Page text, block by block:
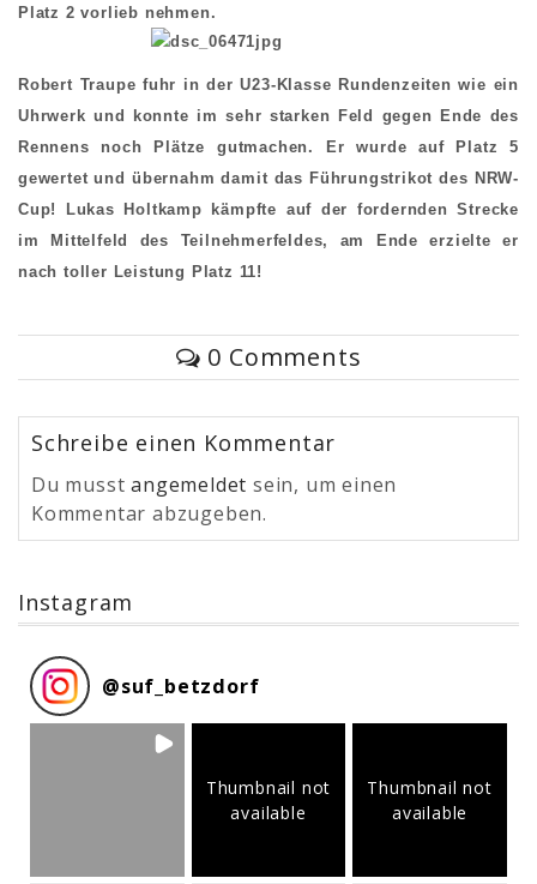
Platz 2 vorlieb nehmen.
Robert Traupe fuhr in der U23-Klasse Rundenzeiten wie ein
Uhrwerk und konnte im sehr starken Feld gegen Ende des
Rennens noch Plätze gutmachen. Er wurde auf Platz 5
gewertet und übernahm damit das Führungstrikot des NRW-
Cup! Lukas Holtkamp kämpfte auf der fordernden Strecke
im Mittelfeld des Teilnehmerfeldes, am Ende erzielte er
nach toller Leistung Platz 11!
0 Comments
Schreibe einen Kommentar
Du musstangemeldet sein, um einen
Kommentar abzugeben.
Instagram
@suf_betzdorf
Thumbnail not
available
Thumbnail not
available